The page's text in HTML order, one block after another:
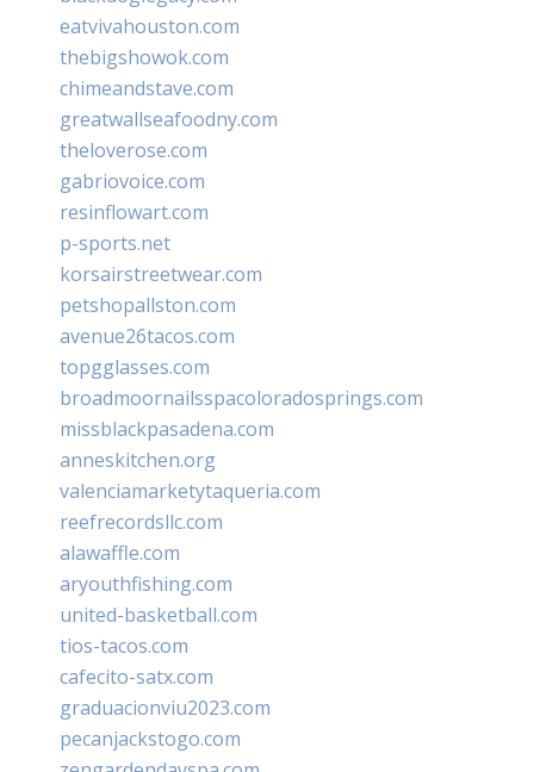
eatvivahouston.com
thebigshowok.com
chimeandstave.com
greatwallseafoodny.com
theloverose.com
gabriovoice.com
resinflowart.com
p-sports.net
korsairstreetwear.com
petshopallston.com
avenue26tacos.com
topgglasses.com
broadmoornailsspacoloradosprings.com
missblackpasadena.com
anneskitchen.org
valenciamarketytaqueria.com
reefrecordsllc.com
alawaffle.com
aryouthfishing.com
united-basketball.com
tios-tacos.com
cafecito-satx.com
graduacionviu2023.com
pecanjackstogo.com